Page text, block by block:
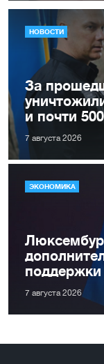
НОВОСТИ
За
и почти
7 августа 2026
ЭКОНОМИКА
поддержки
7 августа 2026